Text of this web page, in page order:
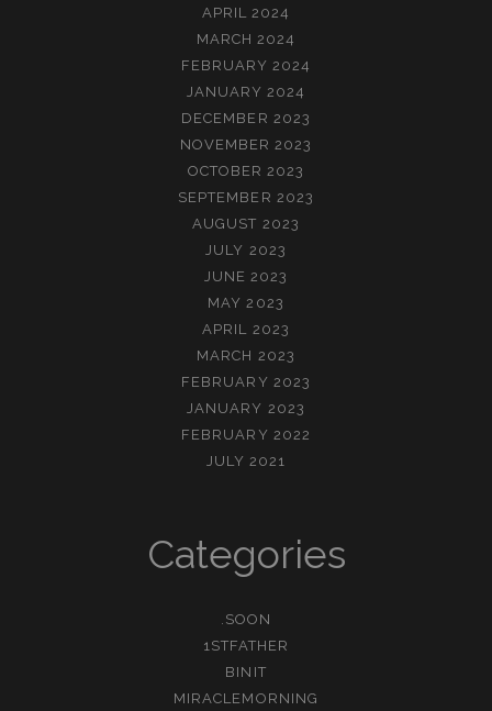
APRIL 2024
MARCH 2024
FEBRUARY 2024
JANUARY 2024
DECEMBER 2023
NOVEMBER 2023
OCTOBER 2023
SEPTEMBER 2023
AUGUST 2023
JULY 2023
JUNE 2023
MAY 2023
APRIL 2023
MARCH 2023
FEBRUARY 2023
JANUARY 2023
FEBRUARY 2022
JULY 2021
Categories
.SOON
1STFATHER
BINIT
MIRACLEMORNING